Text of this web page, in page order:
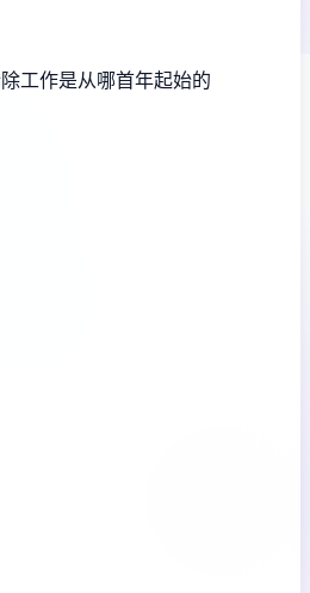
工作是从哪首年起始的